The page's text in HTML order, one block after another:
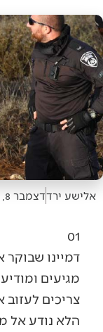
אלישע ירדדצמבר 8, 2021
01
דמיינו שבוקר
מגיעים
הלא נודע אל